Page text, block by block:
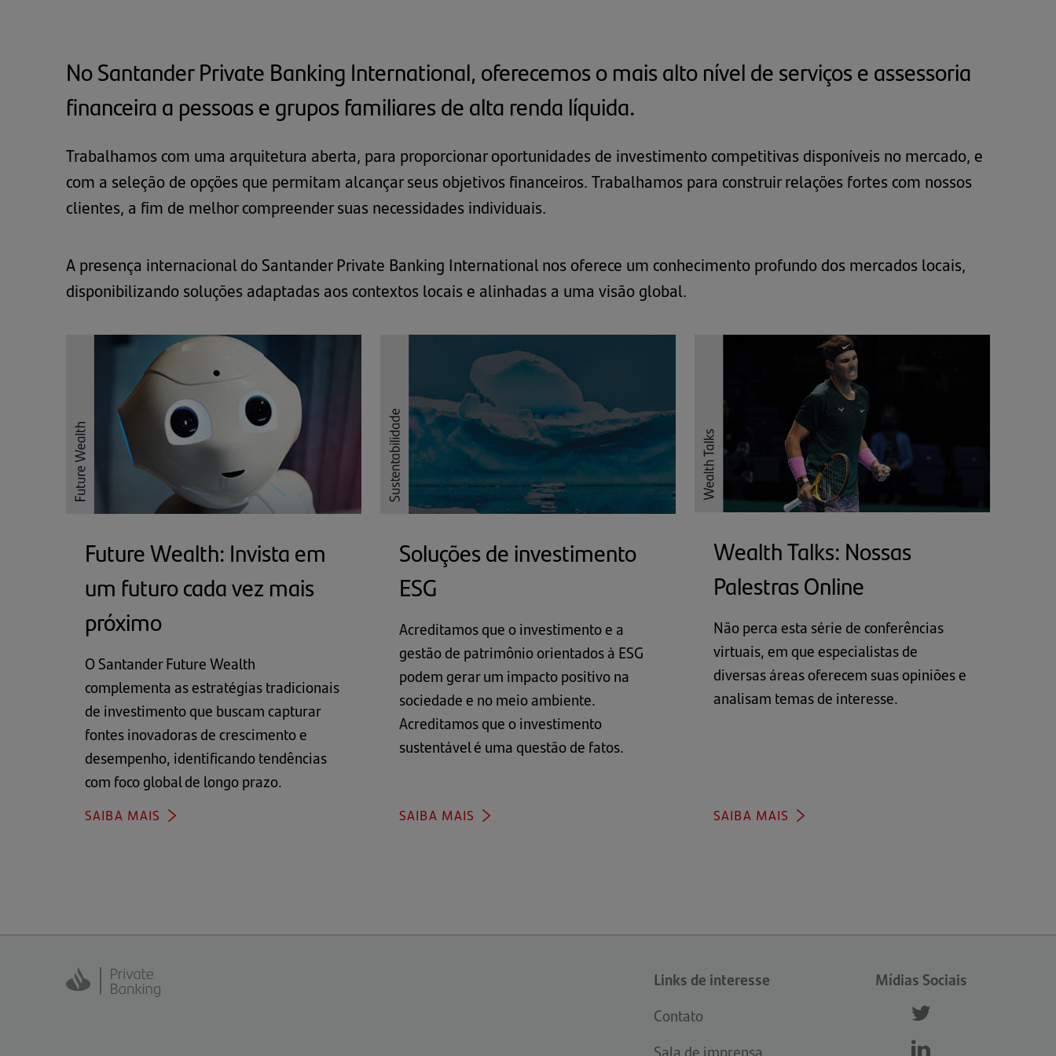
No Santander Private Banking International, oferecemos o mais alto nível de serviços e assessoria
financeira a pessoas e grupos familiares de alta renda líquida.
Trabalhamos com uma arquitetura aberta, para proporcionar oportunidades de investimento competitivas disponíveis no mercado, e
com a seleção de opções que permitam alcançar seus objetivos financeiros. Trabalhamos para construir relações fortes com nossos
clientes, a fim de melhor compreender suas necessidades individuais.
A presença internacional do Santander Private Banking International nos oferece um conhecimento profundo dos mercados locais,
disponibilizando soluções adaptadas aos contextos locais e alinhadas a uma visão global.
Future Wealth: Invista em
um futuro cada vez mais
próximo
O Santander Future Wealth
complementa as estratégias tradicionais
de investimento que buscam capturar
fontes inovadoras de crescimento e
desempenho, identificando tendências
com foco global de longo prazo.
SAIBA MAIS
Soluções de investimento
ESG
Acreditamos que o investimento e a
gestão de patrimônio orientados à ESG
podem gerar um impacto positivo na
sociedade e no meio ambiente.
Acreditamos que o investimento
sustentável é uma questão de fatos.
SAIBA MAIS
Wealth Talks: Nossas
Palestras Online
Não perca esta série de conferências
virtuais, em que especialistas de
diversas áreas oferecem suas opiniões e
analisam temas de interesse.
SAIBA MAIS
Links de interesse
Contato
Sala de imprensa
Mídias Sociais
Follow